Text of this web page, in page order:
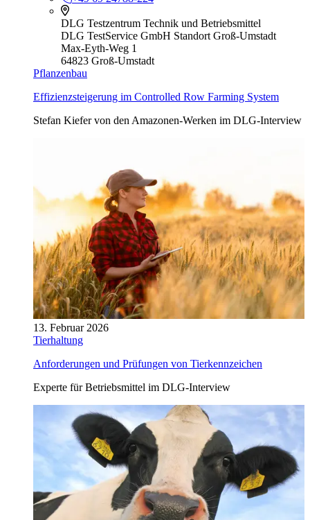
DLG Testzentrum Technik und Betriebsmittel
DLG TestService GmbH Standort Groß-Umstadt
Max-Eyth-Weg 1
64823 Groß-Umstadt
Pflanzenbau
Effizienzsteigerung im Controlled Row Farming System
Stefan Kiefer von den Amazonen-Werken im DLG-Interview
13. Februar 2026
Tierhaltung
Anforderungen und Prüfungen von Tierkennzeichen
Experte für Betriebsmittel im DLG-Interview